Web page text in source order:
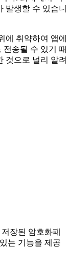
발생할 수 있습니
에 취약하여 앱에
송될 수 있기 때
것으로 널리 알려
장된 암호화폐
는 기능을 제공